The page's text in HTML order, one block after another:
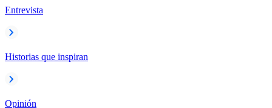
Entrevista
Historias que inspiran
Opinión